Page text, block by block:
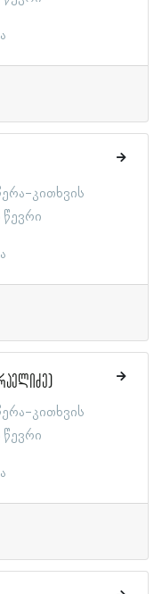
კითხვის
კითხვის